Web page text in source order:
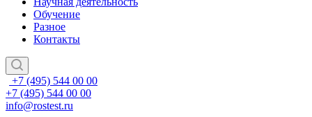
Обучение
Разное
Контакты
+7 (495) 544 00 00
+7 (495) 544 00 00
info@rostest.ru